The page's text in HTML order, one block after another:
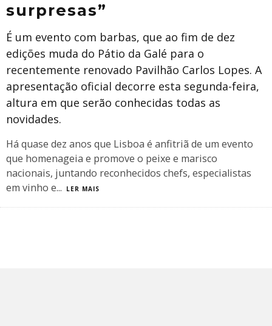
surpresas”
É um evento com barbas, que ao fim de dez
edições muda do Pátio da Galé para o
recentemente renovado Pavilhão Carlos Lopes. A
apresentação oficial decorre esta segunda-feira,
altura em que serão conhecidas todas as
novidades.
Há quase dez anos que Lisboa é anfitriã de um evento
que homenageia e promove o peixe e marisco
nacionais, juntando reconhecidos chefs, especialistas
em vinho e... LER MAIS